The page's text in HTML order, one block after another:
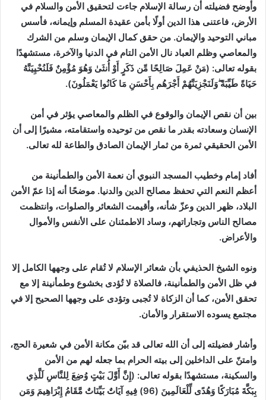
وأوضح فضيلته أن رسالة الإسلام جاءت لتحقيق الأمن والسلام في
الأرض، فاعتنى هذا الدين أولًا بأمن عقيدة المسلم وإيمانه، فأسس
مباني التوحيد والإيمان. من حقق كمال الإيمان وسلم من الشرك
والمعاصي وظلم العباد نال الأمن التام في الدنيا والآخرة، مستشهدًا
بقوله تعالى: (مَنْ عَمِلَ صَالِحًا مِّن ذَكَرٍ أَوْ أُنثَىٰ وَهُوَ مُؤْمِنٌ فَلَنُحْيِيَنَّهُ
حَيَاةً طَيِّبَةً ۖوَلَنَجْزِيَنَّهُمْ أَجْرَهُم بِأَحْسَنِ مَا كَانُوا يَعْمَلُونَ).
بين أن نقص الإيمان والوقوع في الظلم والمعاصي يؤثر في أمن
الإنسان وسعادته بقدر ما نقص من توحيده واستقامته، مشيرًا إلى أن
الأمن الحقيقي ثمرة من ثمار الإيمان الصادق والطاعة لله تعالى.
أفاد إمام وخطيب المسجد النبوي أن نعمة الأمن والطمأنينة من
أعظم النعم التي تحفظ مصالح الدين والدنيا. موضحًا أنه إذا عمّ الأمن
البلاد، ظهر الدين وعزّ شأنه، وأقيمت الشعائر والصلوات، وانتظمت
مصالح الناس وتجاراتهم، وساد الاطمئنان على الأنفس والأموال
والأعراض.
ونوه الشيخ الحذيفي بأن شعائر الإسلام لا تُقام على وجهها الكامل إلا
في ظل الأمن والطمأنينة، فالصلاة لا تُؤدى بخشوع وطمأنينة إلا مع
تحقق الأمن، كما أن الزكاة لا تُجبى وتؤدى على وجهها الصحيح إلا في
مجتمع يسوده الاستقرار والأمان.
وأشار فضيلته إلى أن الله تعالى قد بيّن مكانة الأمن في شعيرة الحج،
وامتنّ على الداخلين إلى بيته الحرام بما جعله لهم من الأمن
والسكينة، مستشهدًا بقوله تعالى: (إِنَّ أَوَّلَ بَيْتٍ وُضِعَ لِلنَّاسِ لَلَّذِي
بِبَكَّةَ مُبَارَكًا وَهُدًى لِّلْعَالَمِينَ (96) فِيهِ آيَاتٌ بَيِّنَاتٌ مَّقَامُ إِبْرَاهِيمَ وَمَن